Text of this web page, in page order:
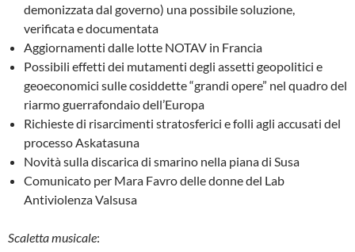
demonizzata dal governo) una possibile soluzione,
verificata e documentata
Aggiornamenti dalle lotte NOTAV in Francia
Possibili effetti dei mutamenti degli assetti geopolitici e
geoeconomici sulle cosiddette “grandi opere” nel quadro del
riarmo guerrafondaio dell’Europa
Richieste di risarcimenti stratosferici e folli agli accusati del
processo Askatasuna
Novità sulla discarica di smarino nella piana di Susa
Comunicato per Mara Favro delle donne del Lab
Antiviolenza Valsusa
Scaletta musicale: